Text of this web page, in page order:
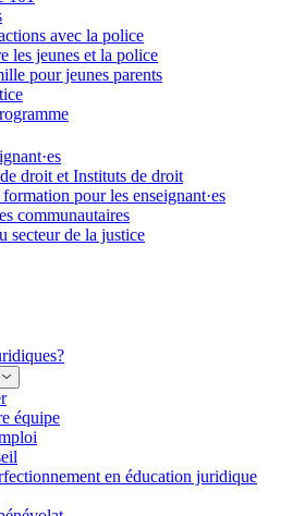
avec la police
les jeunes et la police
pour jeunes parents
droit et Instituts de droit
pour les enseignant·es
communautaires
secteur de la justice
équipe
en éducation juridique